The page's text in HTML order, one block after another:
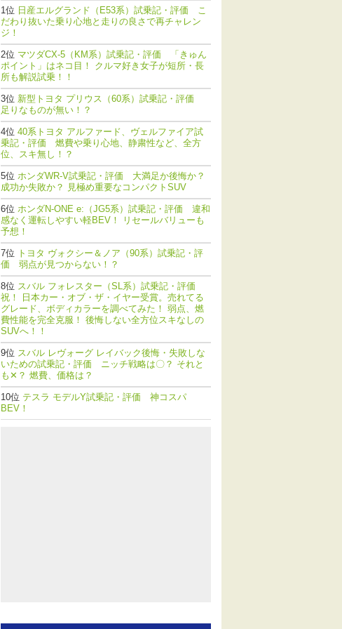
日産エルグランド（E53系）試乗記・評価 こ
だわり抜いた乗り心地と走りの良さで再チャレン
ジ！
マツダCX-5（KM系）試乗記・評価 「きゅん
ポイント」はネコ目！ クルマ好き女子が短所・長
所も解説試乗！！
新型トヨタ プリウス（60系）試乗記・評価
足りなものが無い！？
40系トヨタ アルファード、ヴェルファイア試
乗記・評価 燃費や乗り心地、静粛性など、全方
位、スキ無し！？
ホンダWR-V試乗記・評価 大満足か後悔か？
成功か失敗か？ 見極め重要なコンパクトSUV
ホンダN-ONE e:（JG5系）試乗記・評価 違和
感なく運転しやすい軽BEV！ リセールバリューも
予想！
トヨタ ヴォクシー＆ノア（90系）試乗記・評
価 弱点が見つからない！？
スバル フォレスター（SL系）試乗記・評価
祝！ 日本カー・オブ・ザ・イヤー受賞。売れてる
グレード、ボディカラーを調べてみた！ 弱点、燃
費性能を完全克服！ 後悔しない全方位スキなしの
SUVへ！！
スバル レヴォーグ レイバック後悔・失敗しな
いための試乗記・評価 ニッチ戦略は〇？ それと
も✕？ 燃費、価格は？
テスラ モデルY試乗記・評価 神コスパ
BEV！